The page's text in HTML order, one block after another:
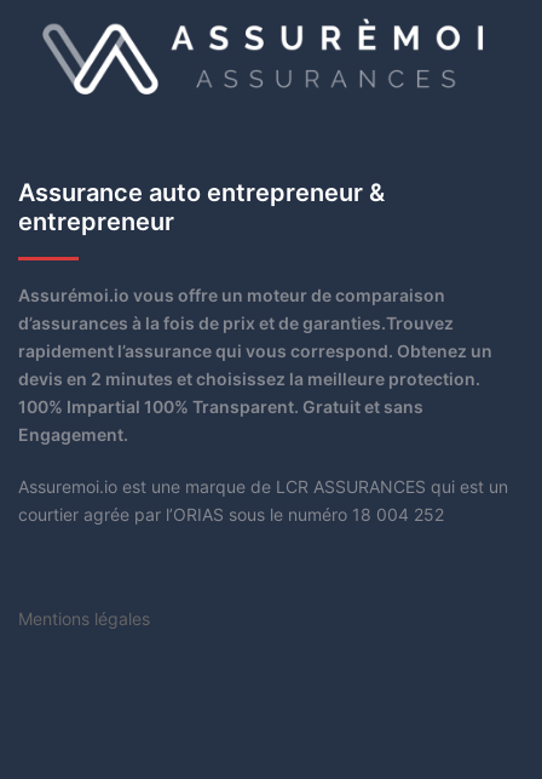
Assurance auto entrepreneur &
entrepreneur
Assurémoi.io vous offre un moteur de comparaison
d’assurances à la fois de prix et de garanties.Trouvez
rapidement l’assurance qui vous correspond. Obtenez un
devis en 2 minutes et choisissez la meilleure protection.
100% Impartial 100% Transparent. Gratuit et sans
Engagement.
Assuremoi.io est une marque de LCR ASSURANCES qui est un
courtier agrée par l’ORIAS sous le numéro 18 004 252
Mentions légales